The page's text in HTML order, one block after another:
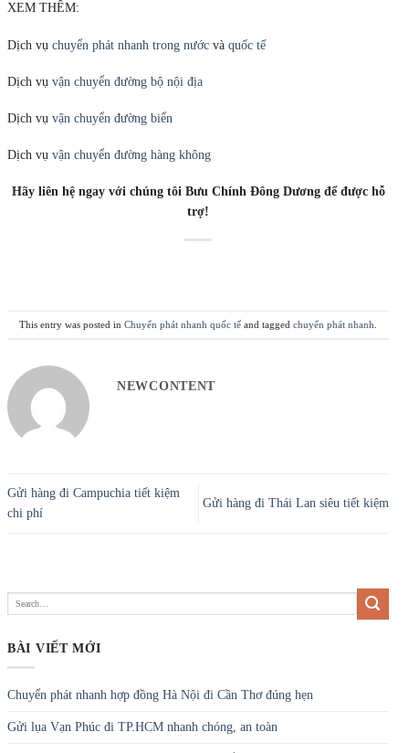
XEM THÊM:
Dịch vụ chuyển phát nhanh trong nước và quốc tế
Dịch vụ vận chuyển đường bộ nội địa
Dịch vụ vận chuyển đường biển
Dịch vụ vận chuyển đường hàng không
Hãy liên hệ ngay với chúng tôi Bưu Chính Đông Dương để được hỗ
trợ!
This entry was posted in Chuyển phát nhanh quốc tế and tagged chuyển phát nhanh
NEWCONTENT
Gửi hàng đi Campuchia tiết kiệm
chi phí
Gửi hàng đi Thái Lan siêu tiết kiệm
BÀI VIẾT MỚI
Chuyển phát nhanh hợp đồng Hà Nội đi Cần Thơ đúng hẹn
Gửi lụa Vạn Phúc đi TP.HCM nhanh chóng, an toàn